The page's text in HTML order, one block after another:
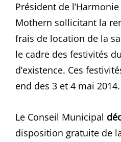
Président de
Mothern sollicitant la
frais de location de la
le cadre des festivités
d’existence. Ces
end des 3 et 4 mai 2014.
Le Conseil Municipal
disposition gratuite de